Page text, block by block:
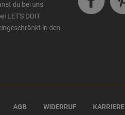
du bei uns
LET'S DOIT
in den
AGB WIDERRUF KARRIERE